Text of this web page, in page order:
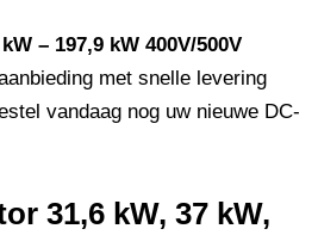
– 197,9 kW 400V/500V
met snelle levering
vandaag nog uw nieuwe DC-
31,6 kW, 37 kW,